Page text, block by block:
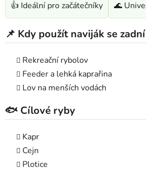
👍 Ideální pro začátečníky 🌊
📌 Kdy použít naviják se
Rekreační rybolov
Feeder a lehká kaprařina
Lov na menších vodách
🐟 Cílové ryby
Kapr
Cejn
Plotice